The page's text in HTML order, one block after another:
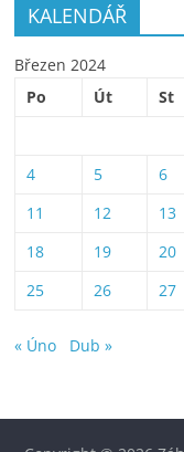
KALENDÁŘ
Březen 2024
Po
Út St
4
5 6
11
12 13
18
19 20
25
26 27
« Úno Dub »